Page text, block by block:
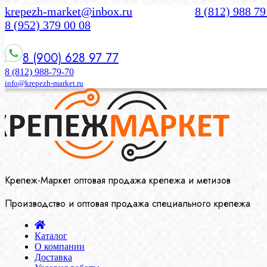
krepezh-market@inbox.ru
8 (812) 988
8 (952) 379 00 08
8 (900) 628 97 77
8 (812) 988-79-70
info@krepezh-market.ru
Крепеж-Маркет оптовая продажа крепежа и метизов
Производство и оптовая продажа специального крепежа
Каталог
О компании
Доставка